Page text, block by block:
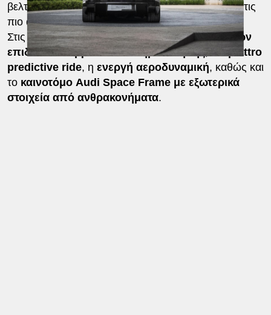
βελτιστοποιούνται συνεχώς, ακόμη και κάτω από τις
πιο απαιτητικές συνθήκες.
Στις δοκιμές ξεχωρίζουν στοιχεία όπως το
υψηλών
επιδόσεων υβριδικό σύστημα κίνησης, το quattro
predictive ride, η ενεργή αεροδυναμική, καθώς και
το καινοτόμο Audi Space Frame με εξωτερικά
στοιχεία από ανθρακονήματα.